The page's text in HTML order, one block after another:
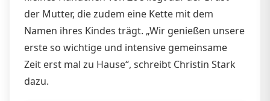
der Mutter, die zudem eine Kette mit dem
Namen ihres Kindes trägt. „Wir genießen unsere
erste so wichtige und intensive gemeinsame
Zeit erst mal zu Hause“, schreibt Christin Stark
dazu.